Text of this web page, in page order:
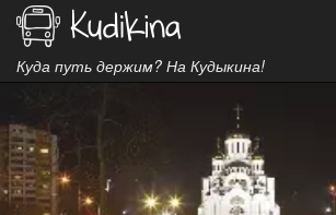
Куда путь держим? На Кудыкина!